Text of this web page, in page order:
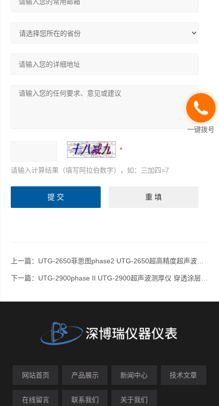
请输入计算结果（填写阿拉伯数字），如：三加四=7
上一篇： UTG-2650菲思图phase2 UTG-2650超高精度超声波测厚仪
下一篇： UTG-2900phase II UTG-2900超声波测厚仪 穿透涂层测厚仪
网站首页 产品展示 新闻中心 技术文章
在线留言 联系我们 关于我们
一键拨号